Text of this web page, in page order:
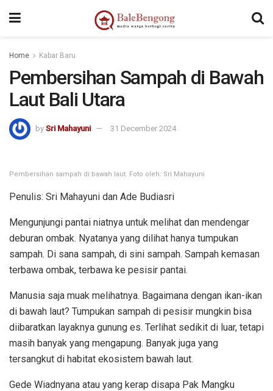
Home Kabar Baru
Pembersihan Sampah di Bawah
Laut Bali Utara
by Sri Mahayuni 31 December 2024
Pembersihan sampah di bawah laut. Foto oleh: Sri Mahayuni
Penulis: Sri Mahayuni dan Ade Budiasri
Mengunjungi pantai niatnya untuk melihat dan mendengar
deburan ombak. Nyatanya yang dilihat hanya tumpukan
sampah. Di sana sampah, di sini sampah. Sampah kemasan
terbawa ombak, terbawa ke pesisir pantai.
Manusia saja muak melihatnya. Bagaimana dengan ikan-ikan
di bawah laut? Tumpukan sampah di pesisir mungkin bisa
diibaratkan layaknya gunung es. Terlihat sedikit di luar, tetapi
masih banyak yang mengapung. Banyak juga yang
tersangkut di habitat ekosistem bawah laut.
Gede Wiadnyana atau yang kerap disapa Pak Mangku